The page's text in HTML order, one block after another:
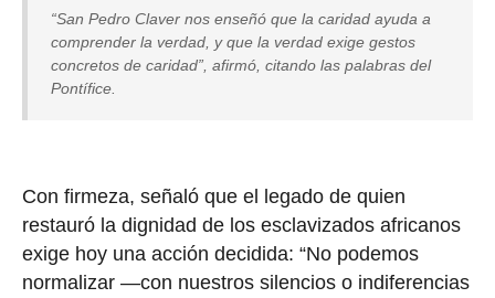
“San Pedro Claver nos enseñó que la caridad ayuda a
comprender la verdad, y que la verdad exige gestos
concretos de caridad”, afirmó, citando las palabras del
Pontífice.
Con firmeza, señaló que el legado de quien
restauró la dignidad de los esclavizados africanos
exige hoy una acción decidida: “No podemos
normalizar —con nuestros silencios o indiferencias